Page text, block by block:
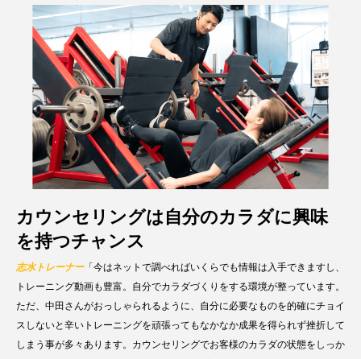
カウンセリングは自分のカラダに興味
を持つチャンス
志水トレーナー「今はネットで調べればいくらでも情報は入手できますし、
トレーニング動画も豊富。自分でカラダづくりをする環境が整っています。
ただ、中田さんがおっしゃられるように、自分に必要なものを的確にチョイ
スしないと辛いトレーニングを頑張ってもなかなか成果を得られず挫折して
しまう事が多々あります。カウンセリングでお客様のカラダの状態をしっか